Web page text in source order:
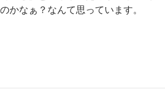
かなぁ？なんて思っています。
heart